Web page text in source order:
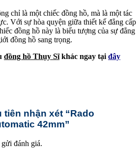
chỉ là một chiếc đồng hồ, mà là một tác
Với sự hòa quyện giữa thiết kế đẳng cấp
đồng hồ này là biểu tượng của sự đẳng
đồng hồ sang trọng.
đồng hồ Thụy Sĩkhác ngay tại đây
nhận xét “Rado
42mm”
gửi đánh giá.